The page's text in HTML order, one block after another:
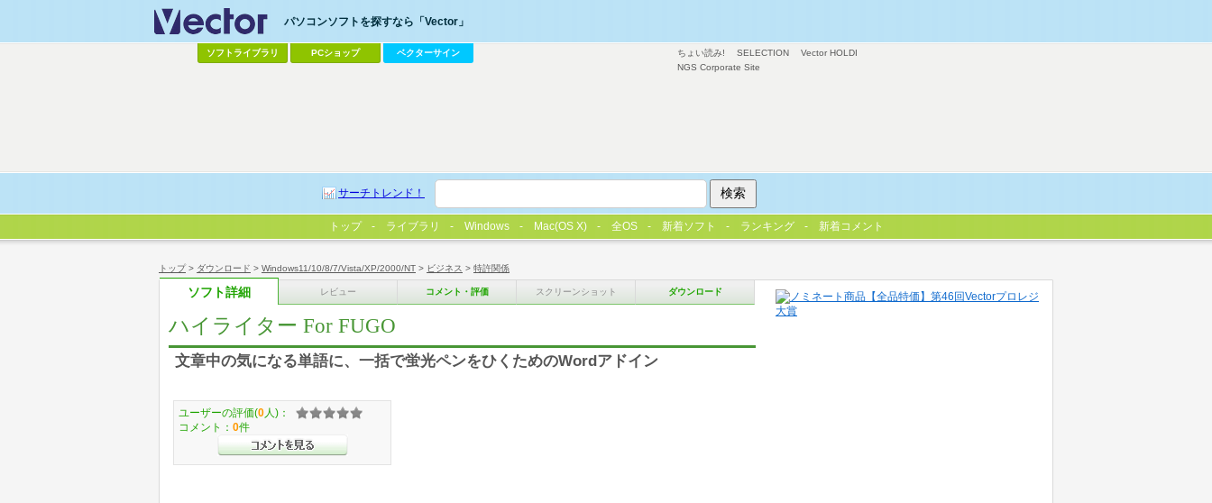
トップ> ダウンロード > Windows11/10/8/7/Vista/XP/2000/NT > ビジネス > 特許関係
ソフト詳細 レビュー コメント・評価 スクリーンショット ダウンロード
ハイライター For FUGO
文章中の気になる単語に、一括で蛍光ペンをひくためのWordアドイン
ユーザーの評価(0 人)：
コメント： 0件
ちょい読み! SELECTION
Vector HOLDI
NGS Corporate Site
パソコンソフトを探すなら「Vector」
ソフトライブラリ PCショップ ベクターサイン
サーチトレンド！
トップ ライブラリ Windows Mac(OS X) 全OS 新着ソフト ランキング 新着コメント